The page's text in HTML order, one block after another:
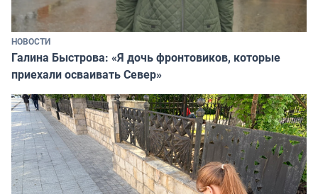
НОВОСТИ
Галина Быстрова: «Я дочь фронтовиков, которые
приехали осваивать Север»